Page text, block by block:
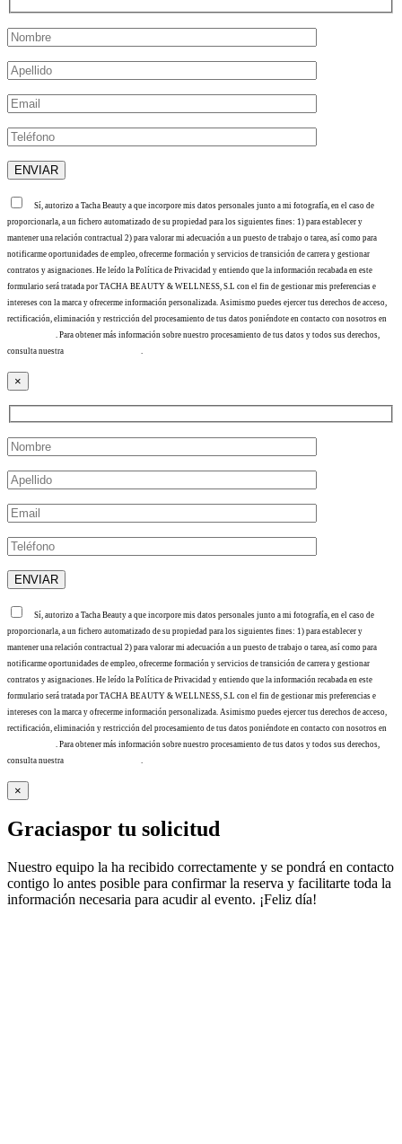
Sí, autorizo a Tacha Beauty a que incorpore mis datos personales junto a mi fotografía, en el caso de
proporcionarla, a un fichero automatizado de su propiedad para los siguientes fines: 1) para establecer y
mantener una relación contractual 2) para valorar mi adecuación a un puesto de trabajo o tarea, así como para
notificarme oportunidades de empleo, ofrecerme formación y servicios de transición de carrera y gestionar
contratos y asignaciones. He leído la Política de Privacidad y entiendo que la información recabada en este
formulario será tratada por TACHA BEAUTY & WELLNESS, S.L con el fin de gestionar mis preferencias e
intereses con la marca y ofrecerme información personalizada. Asimismo puedes ejercer tus derechos de acceso,
rectificación, eliminación y restricción del procesamiento de tus datos poniéndote en contacto con nosotros en
. Para obtener más información sobre nuestro procesamiento de tus datos y todos sus derechos,
consulta nuestra
×
Sí, autorizo a Tacha Beauty a que incorpore mis datos personales junto a mi fotografía, en el caso de
proporcionarla, a un fichero automatizado de su propiedad para los siguientes fines: 1) para establecer y
mantener una relación contractual 2) para valorar mi adecuación a un puesto de trabajo o tarea, así como para
notificarme oportunidades de empleo, ofrecerme formación y servicios de transición de carrera y gestionar
contratos y asignaciones. He leído la Política de Privacidad y entiendo que la información recabada en este
formulario será tratada por TACHA BEAUTY & WELLNESS, S.L con el fin de gestionar mis preferencias e
intereses con la marca y ofrecerme información personalizada. Asimismo puedes ejercer tus derechos de acceso,
rectificación, eliminación y restricción del procesamiento de tus datos poniéndote en contacto con nosotros en
. Para obtener más información sobre nuestro procesamiento de tus datos y todos sus derechos,
consulta nuestra
×
Graciaspor tu solicitud
Nuestro equipo la ha recibido correctamente y se pondrá en contacto
contigo lo antes posible para confirmar la reserva y facilitarte toda la
información necesaria para acudir al evento. ¡Feliz día!